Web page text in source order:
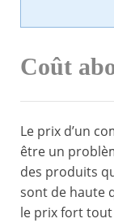
Coût
Le prix d’un
être un
des produits
sont de haute
le prix fort